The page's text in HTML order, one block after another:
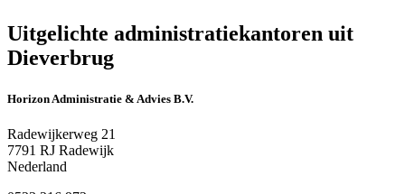
Uitgelichte administratiekantoren uit
Dieverbrug
Horizon Administratie & Advies B.V.
Radewijkerweg 21
7791 RJ Radewijk
Nederland